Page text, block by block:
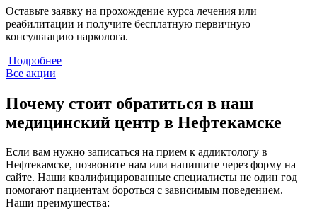
Оставьте заявку на прохождение курса лечения или
реабилитации и получите бесплатную первичную
консультацию нарколога.
Подробнее
Все акции
Почему стоит обратиться в наш
медицинский центр в Нефтекамске
Если вам нужно записаться на прием к аддиктологу в
Нефтекамске, позвоните нам или напишите через форму на
сайте. Наши квалифицированные специалисты не один год
помогают пациентам бороться с зависимым поведением.
Наши преимущества: